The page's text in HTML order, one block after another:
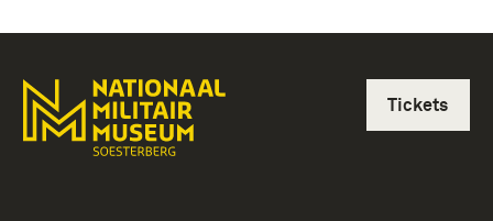
Tickets